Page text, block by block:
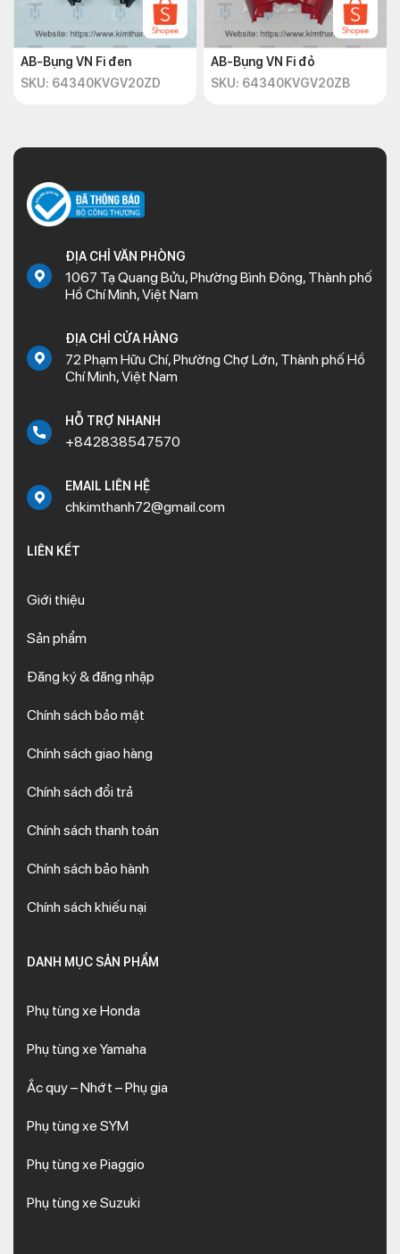
AB-Bụng VN Fi đen
SKU: 64340KVGV20ZD
AB-Bụng VN Fi đỏ
SKU: 64340KVGV20ZB
ĐỊA CHỈ VĂN PHÒNG
1067 Tạ Quang Bửu, Phường Bình Đông, Thành phố
Hồ Chí Minh, Việt Nam
ĐỊA CHỈ CỬA HÀNG
72 Phạm Hữu Chí, Phường Chợ Lớn, Thành phố Hồ
Chí Minh, Việt Nam
HỖ TRỢ NHANH
+842838547570
EMAIL LIÊN HỆ
chkimthanh72@gmail.com
LIÊN KẾT
Giới thiệu
Sản phẩm
Đăng ký & đăng nhập
Chính sách bảo mật
Chính sách giao hàng
Chính sách đổi trả
Chính sách thanh toán
Chính sách bảo hành
Chính sách khiếu nại
DANH MỤC SẢN PHẨM
Phụ tùng xe Honda
Phụ tùng xe Yamaha
Ắc quy – Nhớt – Phụ gia
Phụ tùng xe SYM
Phụ tùng xe Piaggio
Phụ tùng xe Suzuki